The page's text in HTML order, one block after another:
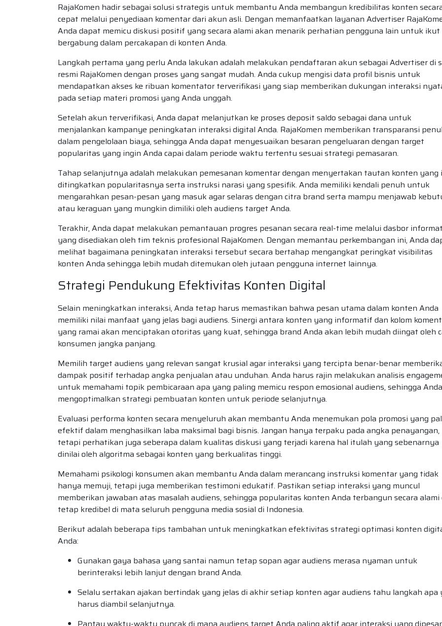
RajaKomen hadir sebagai solusi strategis untuk membantu Anda membangun kredibilitas konten
cepat melalui penyediaan komentar dari akun asli. Dengan memanfaatkan layanan Advertiser
Anda dapat memicu diskusi positif yang secara alami akan menarik perhatian pengguna lain untuk ikut
bergabung dalam percakapan di konten Anda.
Langkah pertama yang perlu Anda lakukan adalah melakukan pendaftaran akun sebagai Advertiser di
resmi RajaKomen dengan proses yang sangat mudah. Anda cukup mengisi data profil bisnis untuk
mendapatkan akses ke ribuan komentator terverifikasi yang siap memberikan dukungan interaksi
pada setiap materi promosi yang Anda unggah.
Setelah akun terverifikasi, Anda dapat melanjutkan ke proses deposit saldo sebagai dana untuk
menjalankan kampanye peningkatan interaksi digital Anda. RajaKomen memberikan transparansi
dalam pengelolaan biaya, sehingga Anda dapat menyesuaikan besaran pengeluaran dengan target
popularitas yang ingin Anda capai dalam periode waktu tertentu sesuai strategi pemasaran.
Tahap selanjutnya adalah melakukan pemesanan komentar dengan menyertakan tautan konten yang
ditingkatkan popularitasnya serta instruksi narasi yang spesifik. Anda memiliki kendali penuh untuk
mengarahkan pesan-pesan yang masuk agar selaras dengan citra brand serta mampu menjawab
atau keraguan yang mungkin dimiliki oleh audiens target Anda.
Terakhir, Anda dapat melakukan pemantauan progres pesanan secara real-time melalui dasbor
yang disediakan oleh tim teknis profesional RajaKomen. Dengan memantau perkembangan ini, Anda
melihat bagaimana peningkatan interaksi tersebut secara bertahap mengangkat peringkat visibilitas
konten Anda sehingga lebih mudah ditemukan oleh jutaan pengguna internet lainnya.
Strategi Pendukung Efektivitas Konten Digital
Selain meningkatkan interaksi, Anda tetap harus memastikan bahwa pesan utama dalam konten Anda
memiliki nilai manfaat yang jelas bagi audiens. Sinergi antara konten yang informatif dan kolom
yang ramai akan menciptakan otoritas yang kuat, sehingga brand Anda akan lebih mudah diingat oleh
konsumen jangka panjang.
Memilih target audiens yang relevan sangat krusial agar interaksi yang tercipta benar-benar
dampak positif terhadap angka penjualan atau unduhan. Anda harus rajin melakukan analisis
untuk memahami topik pembicaraan apa yang paling memicu respon emosional audiens, sehingga
mengoptimalkan strategi pembuatan konten untuk periode selanjutnya.
Evaluasi performa konten secara menyeluruh akan membantu Anda menemukan pola promosi yang
efektif dalam menghasilkan laba maksimal bagi bisnis. Jangan hanya terpaku pada angka penayangan,
tetapi perhatikan juga seberapa dalam kualitas diskusi yang terjadi karena hal itulah yang sebenarnya
dinilai oleh algoritma sebagai konten yang berkualitas tinggi.
Memahami psikologi konsumen akan membantu Anda dalam merancang instruksi komentar yang tidak
hanya memuji, tetapi juga memberikan testimoni edukatif. Pastikan setiap interaksi yang muncul
memberikan jawaban atas masalah audiens, sehingga popularitas konten Anda terbangun secara alami
tetap kredibel di mata seluruh pengguna media sosial di Indonesia.
Berikut adalah beberapa tips tambahan untuk meningkatkan efektivitas strategi optimasi konten
Anda:
Gunakan gaya bahasa yang santai namun tetap sopan agar audiens merasa nyaman untuk
berinteraksi lebih lanjut dengan brand Anda.
Selalu sertakan ajakan bertindak yang jelas di akhir setiap konten agar audiens tahu langkah apa
harus diambil selanjutnya.